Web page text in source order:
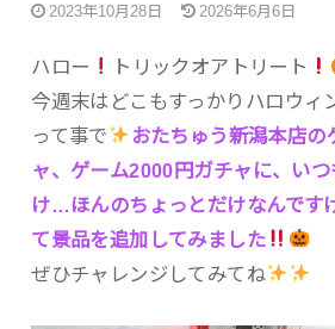
2023年10月28日 2026年6月6日
ハロー
トリックオアトリート
今週末はどこもすっかりハロウィ
って事で
おたちゅう新潟本店の
ャ、ゲーム2000円ガチャに、い
け…ほんのちょっとだけなんで
て景品を追加してみました
ぜひチャレンジしてみてね